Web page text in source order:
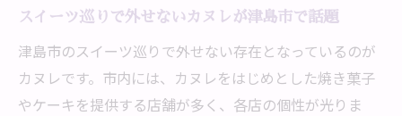
スイーツ巡りで外せないカヌレが津島市で話題
津島市のスイーツ巡りで外せない存在となっているのが
カヌレです。市内には、カヌレをはじめとした焼き菓子
やケーキを提供する店舗が多く、各店の個性が光りま